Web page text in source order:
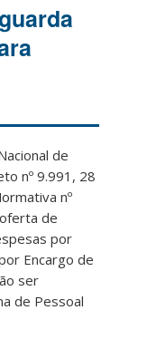
de
nº 9.991, 28
nº
de
por
Encargo de
ser
de Pessoal